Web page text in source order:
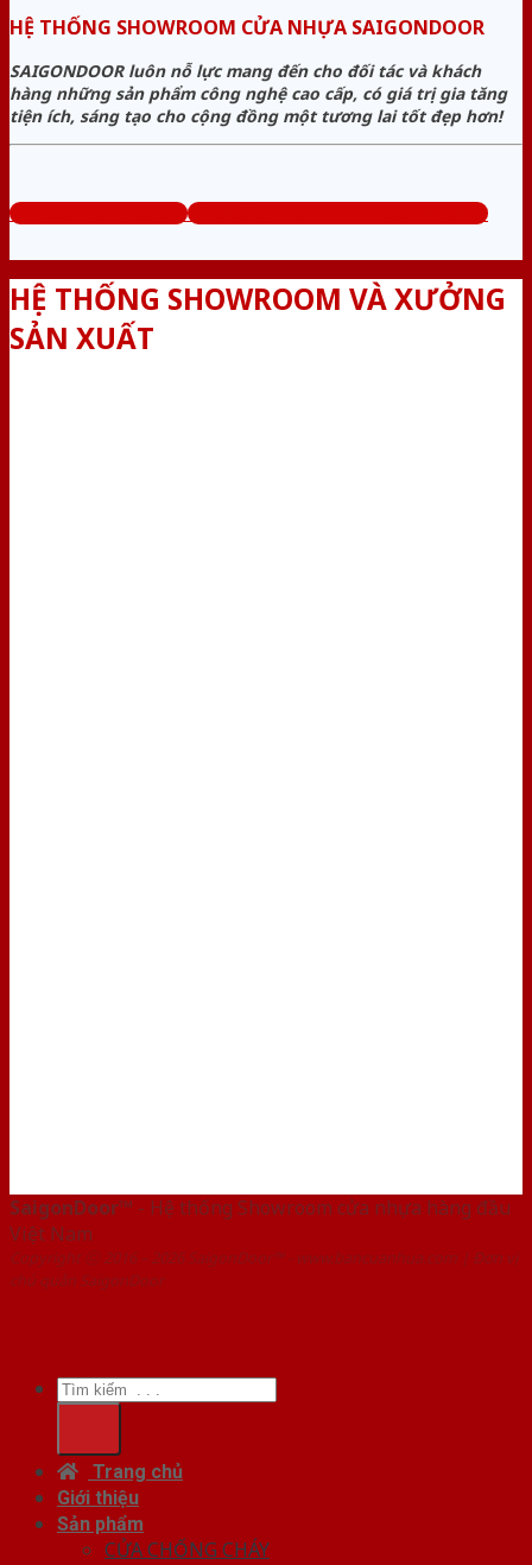
HỆ THỐNG SHOWROOM CỬA NHỰA SAIGONDOOR
SAIGONDOOR luôn nỗ lực mang đến cho đối tác và khách
hàng những sản phẩm công nghệ cao cấp, có giá trị gia tăng
tiện ích, sáng tạo cho cộng đồng một tương lai tốt đẹp hơn!
www.bancuanhua.com Tổng đài tư vấn miễn phí: 0824.400.400
HỆ THỐNG SHOWROOM VÀ XƯỞNG
SẢN XUẤT
SaigonDoor™ - Hệ thống Showroom cửa nhựa hàng đầu
Việt Nam
Copyright ⓒ 2016 – 2026 SaigonDoor™ - www.bancuanhua.com | Đơn vị
chủ quản SaigonDoor
Tìm
kiếm:
Trang chủ
Giới thiệu
Sản phẩm
CỬA CHỐNG CHÁY